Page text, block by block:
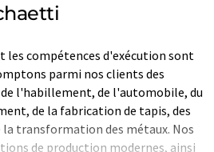
les compétences d'exécution sont
parmi nos clients des
l'habillement, de l'automobile, du
de la fabrication de tapis, des
transformation des métaux. Nos
de production modernes, ainsi